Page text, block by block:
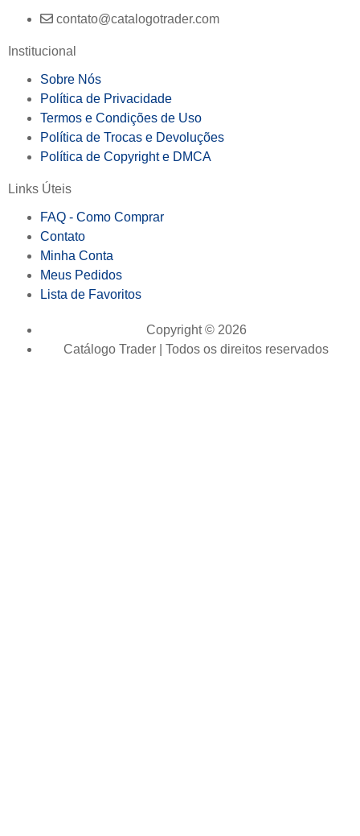
contato@catalogotrader.com
Institucional
Sobre Nós
Política de Privacidade
Termos e Condições de Uso
Política de Trocas e Devoluções
Política de Copyright e DMCA
Links Úteis
FAQ - Como Comprar
Contato
Minha Conta
Meus Pedidos
Lista de Favoritos
Copyright © 2026
Catálogo Trader | Todos os direitos reservados